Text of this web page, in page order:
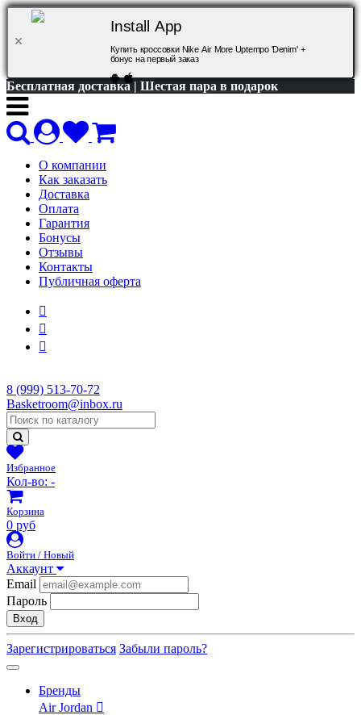
Install App
Купить кроссовки Nike Air More Uptempo 'Denim' +
бонус на первый заказ
Бесплатная доставка | Шестая пара в подарок
О компании
Как заказать
Доставка
Оплата
Гарантия
Бонусы
Отзывы
Контакты
Публичная оферта
8 (999) 513-70-72
Basketroom@inbox.ru
Избранное
Кол-во: -
Корзина
0 руб
Войти / Новый
Аккаунт
Email
Пароль
Вход
Зарегистрироваться Забыли пароль?
Бренды
Air Jordan